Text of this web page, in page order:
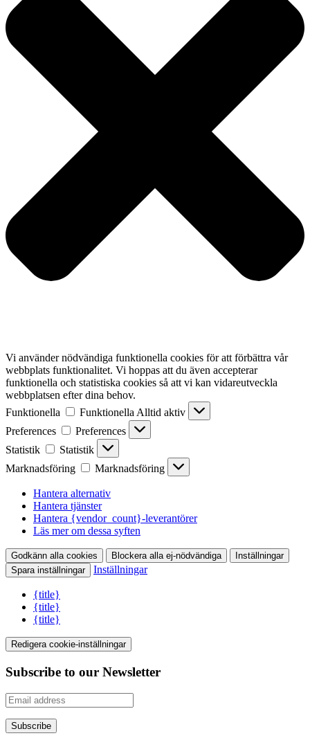
Vi använder nödvändiga funktionella cookies för att förbättra vår
webbplats funktionalitet. Vi hoppas att du även accepterar
funktionella och statistiska cookies så att vi kan vidareutveckla
webbplatsen efter dina behov.
Funktionella
Funktionella Alltid aktiv
Preferences
Preferences
Statistik
Statistik
Marknadsföring
Marknadsföring
Hantera alternativ
Hantera tjänster
Hantera {vendor_count}-leverantörer
Läs mer om dessa syften
Godkänn alla cookies Blockera alla ej-nödvändiga
Inställningar
Spara inställningar
Inställningar
{title}
{title}
{title}
Redigera cookie-inställningar
Subscribe to our Newsletter